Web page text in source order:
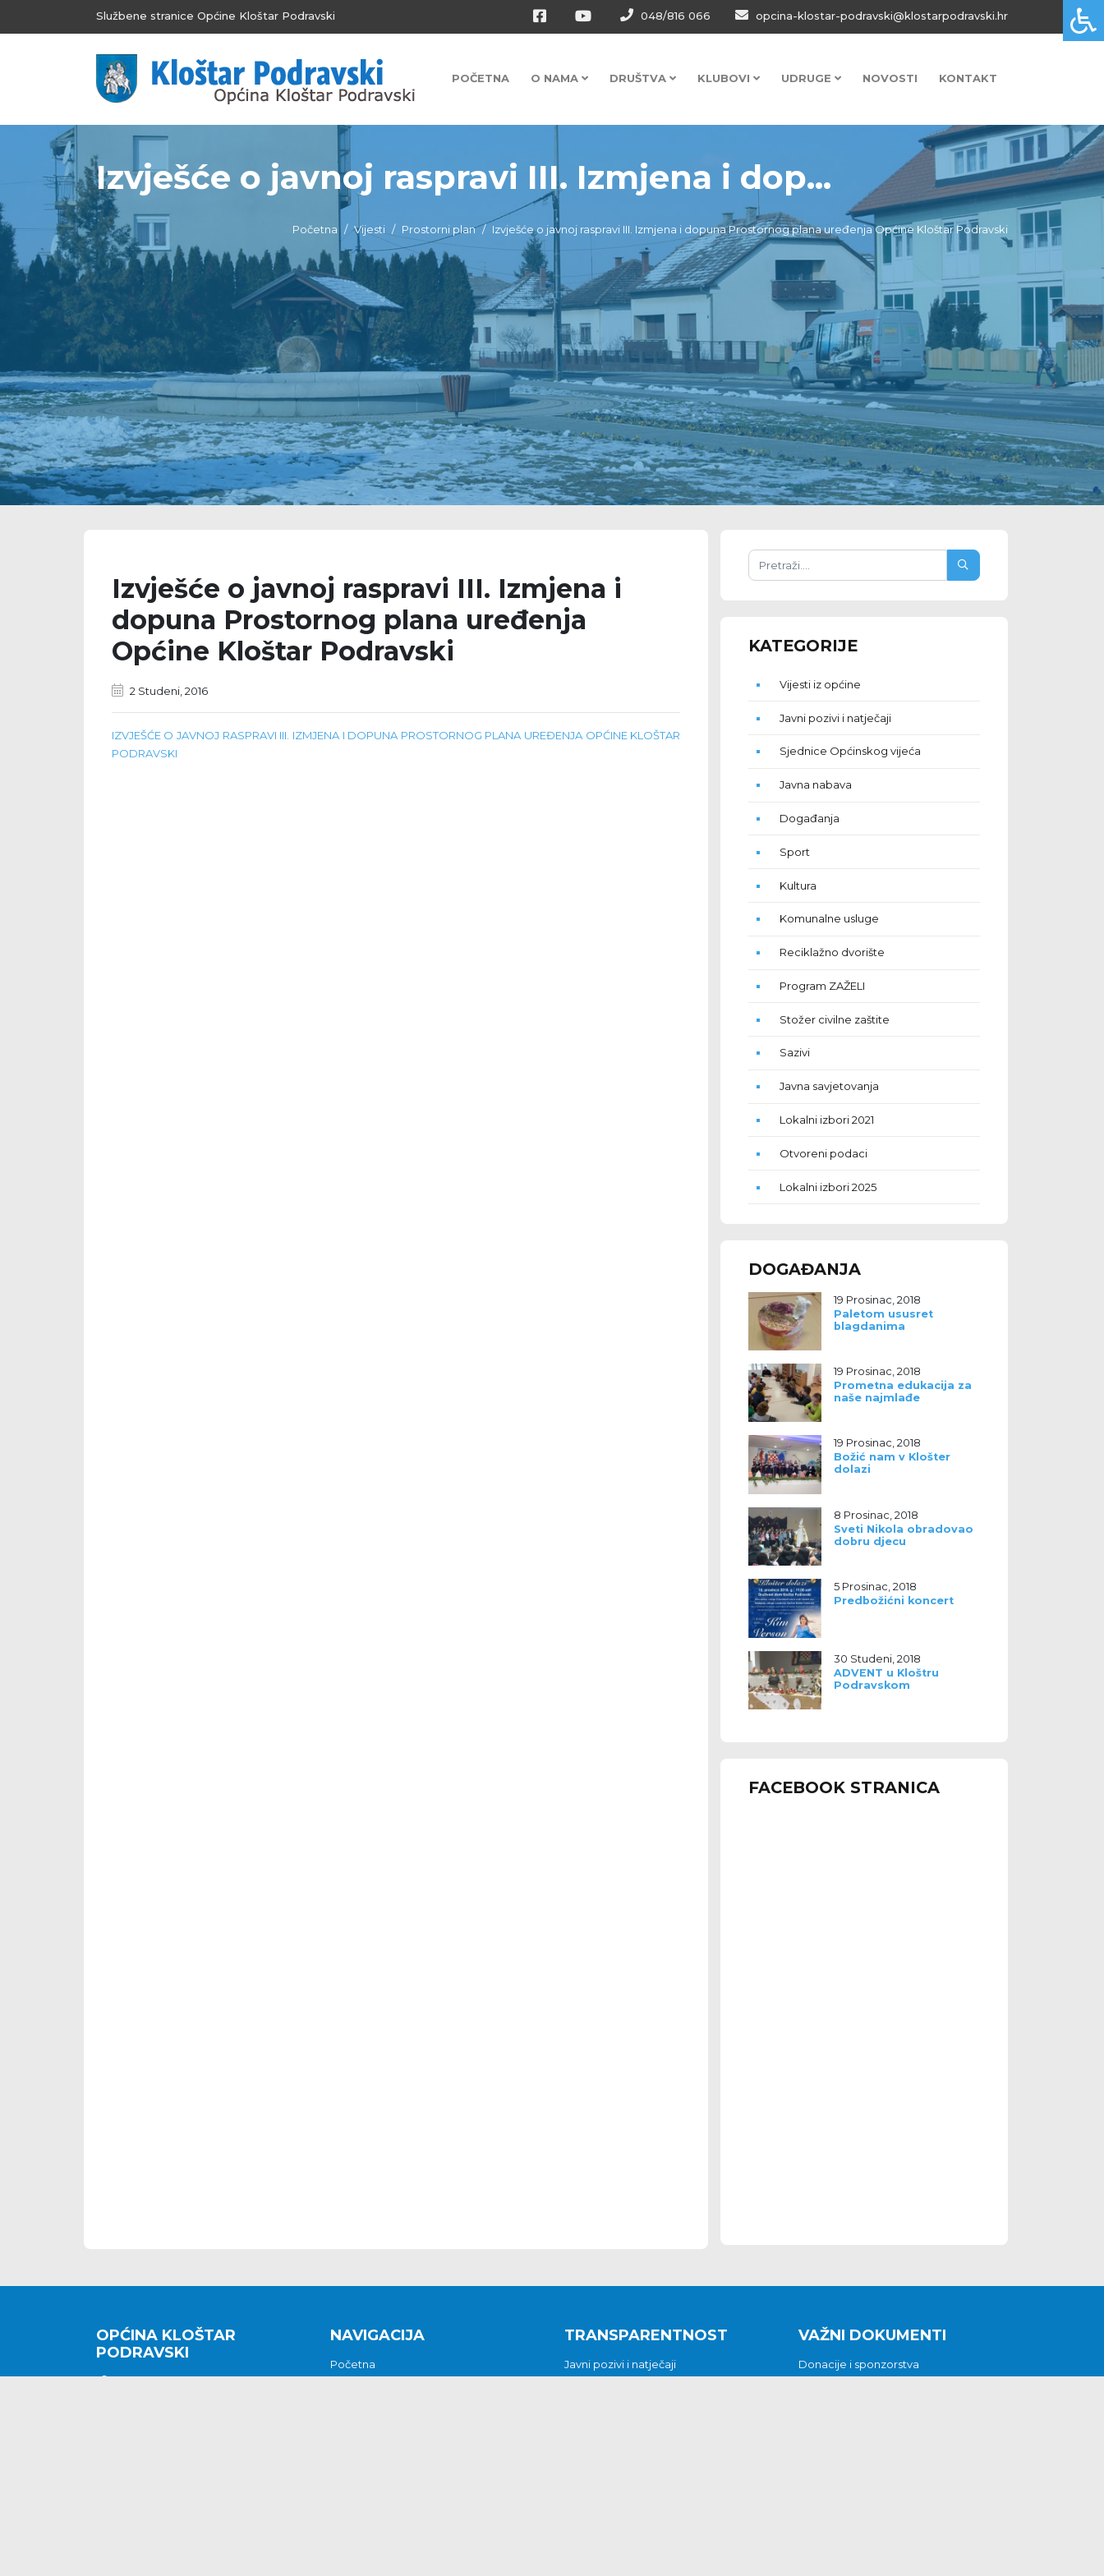
Službene stranice Općine Kloštar Podravski 048/816 066 opcina-klostar-podravski@klostarpodravski.hr
POČETNA O NAMA DRUŠTVA KLUBOVI UDRUGE NOVOSTI KONTAKT
Izvješće o javnoj raspravi III. Izmjena i dop...
Početna Vijesti Prostorni plan Izvješće o javnoj raspravi III. Izmjena i dopuna Prostornog plana uređenja Općine Kloštar Podravski
Izvješće o javnoj raspravi III. Izmjena i
dopuna Prostornog plana uređenja
Općine Kloštar Podravski
2 Studeni, 2016
IZVJEŠĆE O JAVNOJ RASPRAVI III. IZMJENA I DOPUNA PROSTORNOG PLANA UREĐENJA OPĆINE KLOŠTAR
PODRAVSKI
KATEGORIJE
Vijesti iz općine
Javni pozivi i natječaji
Sjednice Općinskog vijeća
Javna nabava
Događanja
Sport
Kultura
Komunalne usluge
Reciklažno dvorište
Program ZAŽELI
Stožer civilne zaštite
Sazivi
Javna savjetovanja
Lokalni izbori 2021
Otvoreni podaci
Lokalni izbori 2025
DOGAĐANJA
19 Prosinac, 2018
Paletom ususret
blagdanima
19 Prosinac, 2018
Prometna edukacija za
naše najmlađe
19 Prosinac, 2018
Božić nam v Klošter
dolazi
8 Prosinac, 2018
Sveti Nikola obradovao
dobru djecu
5 Prosinac, 2018
Predbožićni koncert
30 Studeni, 2018
ADVENT u Kloštru
Podravskom
FACEBOOK STRANICA
OPĆINA KLOŠTAR
PODRAVSKI
NAVIGACIJA
Početna
TRANSPARENTNOST
Javni pozivi i natječaji
VAŽNI DOKUMENTI
Donacije i sponzorstva